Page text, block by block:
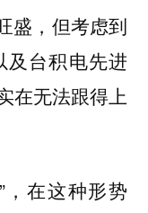
盛，但考虑到
及台积电先进
在无法跟得上
在这种形势